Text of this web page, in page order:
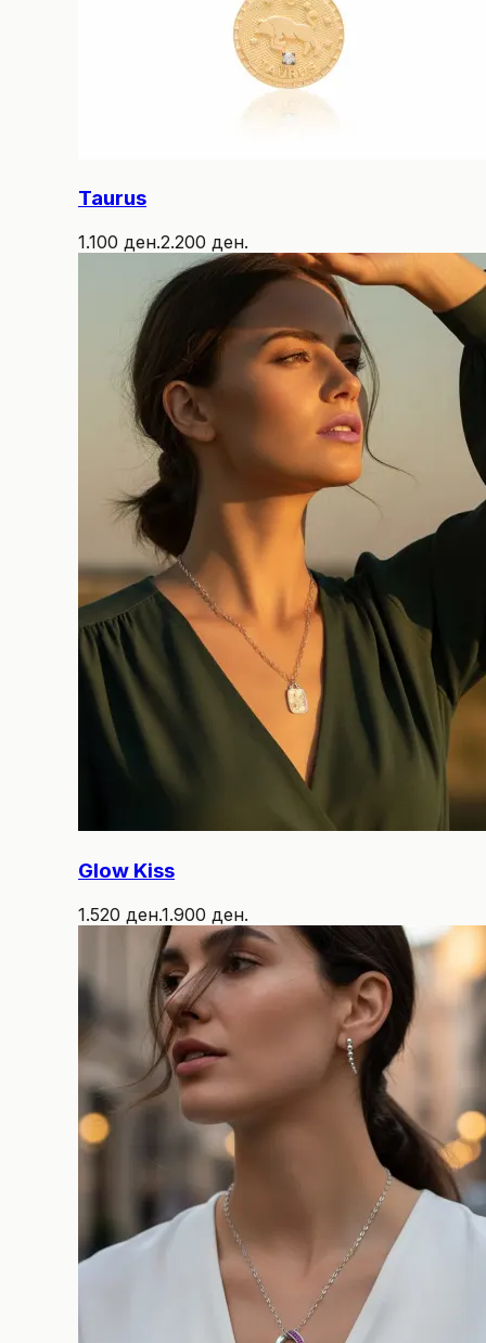
Taurus
1.100 ден.2.200 ден.
Glow Kiss
1.520 ден.1.900 ден.